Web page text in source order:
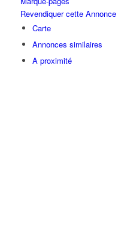
Revendiquer cette Annonce
Carte
Annonces similaires
A proximité